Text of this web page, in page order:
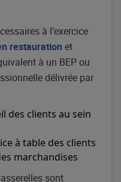
à l’exercice
restauration et
à un BEP ou
délivrée par
des clients au sein
à table des clients
marchandises
sont